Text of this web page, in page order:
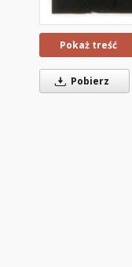
Pokaż treść
Pobierz